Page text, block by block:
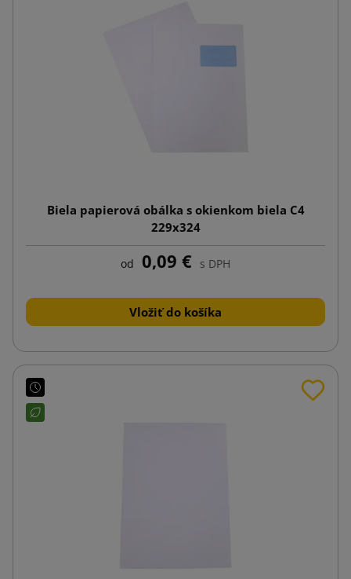
Biela papierová obálka s okienkom biela C4
229x324
od 0,09 € s DPH
Vložiť do košíka